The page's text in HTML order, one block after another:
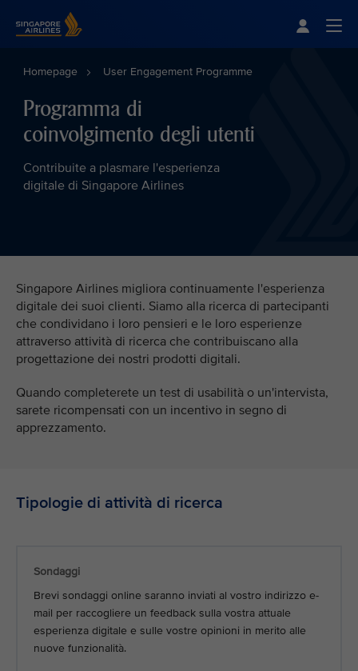
Homepage User Engagement Programme
Programma di
coinvolgimento degli utenti
Contribuite a plasmare l'esperienza
digitale di Singapore Airlines
Singapore Airlines migliora continuamente l'esperienza
digitale dei suoi clienti. Siamo alla ricerca di partecipanti
che condividano i loro pensieri e le loro esperienze
attraverso attività di ricerca che contribuiscano alla
progettazione dei nostri prodotti digitali.
Quando completerete un test di usabilità o un'intervista,
sarete ricompensati con un incentivo in segno di
apprezzamento.
Tipologie di attività di ricerca
Sondaggi
Brevi sondaggi online saranno inviati al vostro indirizzo e-
mail per raccogliere un feedback sulla vostra attuale
esperienza digitale e sulle vostre opinioni in merito alle
nuove funzionalità.